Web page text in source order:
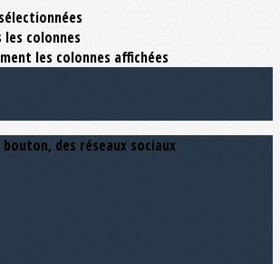
colonnes
les colonnes affichées
des réseaux sociaux